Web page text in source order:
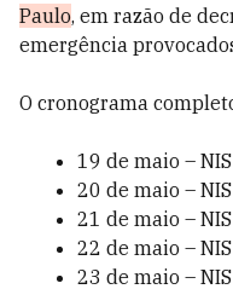
Paulo, em razão de
emergência
O cronograma
19 de maio –
20 de maio –
21 de maio –
22 de maio –
23 de maio –